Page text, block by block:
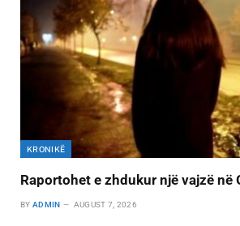
KRONIKË
Raportohet e zhdukur një vajzë në
BY ADMIN AUGUST 7, 2026